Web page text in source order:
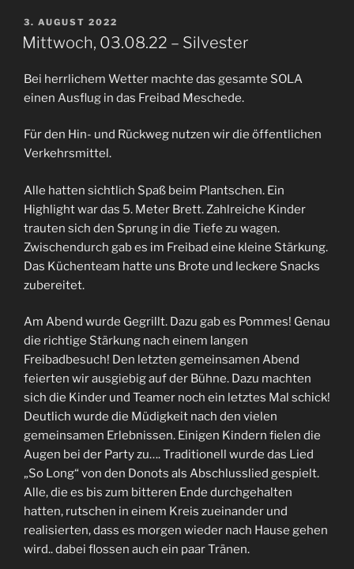
VERÖFFENTLICHT
AM
3. AUGUST 2022
Mittwoch, 03.08.22 – Silvester
Bei herrlichem Wetter machte das gesamte SOLA
einen Ausflug in das Freibad Meschede.
Für den Hin- und Rückweg nutzen wir die öffentlichen
Verkehrsmittel.
Alle hatten sichtlich Spaß beim Plantschen. Ein
Highlight war das 5. Meter Brett. Zahlreiche Kinder
trauten sich den Sprung in die Tiefe zu wagen.
Zwischendurch gab es im Freibad eine kleine Stärkung.
Das Küchenteam hatte uns Brote und leckere Snacks
zubereitet.
Am Abend wurde Gegrillt. Dazu gab es Pommes! Genau
die richtige Stärkung nach einem langen
Freibadbesuch! Den letzten gemeinsamen Abend
feierten wir ausgiebig auf der Bühne. Dazu machten
sich die Kinder und Teamer noch ein letztes Mal schick!
Deutlich wurde die Müdigkeit nach den vielen
gemeinsamen Erlebnissen. Einigen Kindern fielen die
Augen bei der Party zu…. Traditionell wurde das Lied
„So Long“ von den Donots als Abschlusslied gespielt.
Alle, die es bis zum bitteren Ende durchgehalten
hatten, rutschen in einem Kreis zueinander und
realisierten, dass es morgen wieder nach Hause gehen
wird.. dabei flossen auch ein paar Tränen.